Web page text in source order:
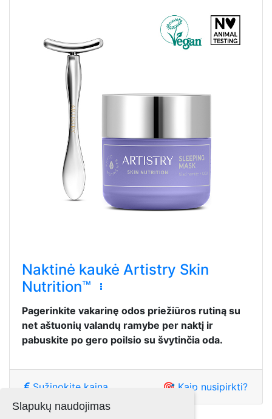
Naktinė kaukė ‌Artistry Skin
Nutrition™
Pagerinkite vakarinę odos priežiūros rutiną su
net aštuonių valandų ramybe per naktį ir
pabuskite po gero poilsio su švytinčia oda.
Sužinokite kainą 🎯 Kaip nusipirkti?
Slapukų naudojimas